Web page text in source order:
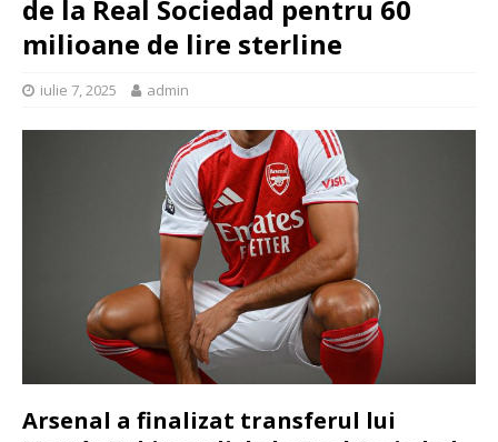
de la Real Sociedad pentru 60
milioane de lire sterline
iulie 7, 2025 admin
Arsenal a finalizat transferul lui